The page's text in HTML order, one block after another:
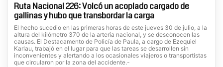
Ruta Nacional 226: Volcó un acoplado cargado de
gallinas y hubo que transbordar la carga
El hecho sucedio en las primeras horas de este jueves 30 de julio, a la
altura del kilómetro 370 de la arteria nacional, y se desconocen las
causas. El Destacamento de Policía de Paula, a cargo de Ezequiel
Karlau, trabajó en el lugar para que las tareas se desarrollen sin
inconvenientes y alertando a los ocasionales viajeros o transportistas
que circularon por la zona del accidente.-